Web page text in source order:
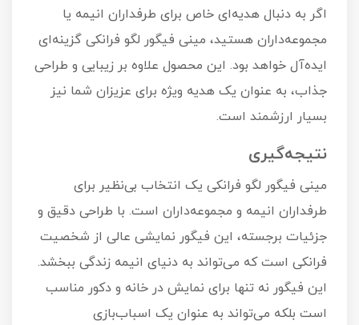
اگر به دنبال هدیه‌ای خاص برای طرفداران انیمه یا
مجموعه‌داران هستید، مینی فیگور لگو فرانکی گزینه‌ای
ایده‌آل خواهد بود. این محصول علاوه بر زیبایی و طراحی
جذاب، به عنوان یک هدیه ویژه برای عزیزان شما نیز
بسیار ارزشمند است.
نتیجه‌گیری
مینی فیگور لگو فرانکی یک انتخاب بی‌نظیر برای
طرفداران انیمه و مجموعه‌داران است. با طراحی دقیق و
جزئیات برجسته، این فیگور نمایشی عالی از شخصیت
فرانکی است که می‌تواند به دنیای انیمه زندگی ببخشد.
این فیگور نه تنها برای نمایش در خانه و دکور مناسب
است بلکه می‌تواند به عنوان یک اسباب‌بازی